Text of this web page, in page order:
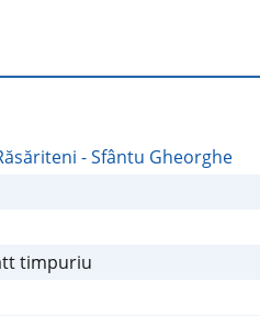
- Sfântu Gheorghe
timpuriu